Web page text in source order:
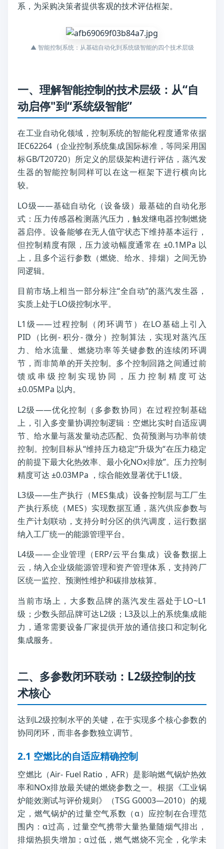
系，为采购决策者提供客观的技术评估框架。
▲ 智能控制系统：从基础自动化到系统级智能的四个技术层级
一、理解智能控制的技术层级：从“自
动启停"到“系统级智能”
在工业自动化领域，控制系统的智能化程度通常依据
IEC62264（企业控制系统集成国际标准，等同采用国
标GB/T20720）所定义的层级架构进行评估，蒸汽发
生器的智能控制同样可以在这一框架下进行横向比
较。
LO级——基础自动化（设备级）最基础的自动化形
式：压力传感器检测蒸汽压力，触发继电器控制燃烧
器启停。设备能够在无人值守状态下维持基本运行，
但控制精度有限，压力波动幅度通常在 ±0.1MPa 以
上，且多个运行参数（燃烧、给水、排烟）之间无协
同逻辑。
目前市场上相当一部分标注“全自动”的蒸汽发生器，
实质上处于LO级控制水平。
L1级——过程控制（闭环调节）在LO基础上引入
PID（比例- 积分- 微分）控制算法，实现对蒸汽压
力、给水流量、燃烧功率等关键参数的连续闭环调
节，而非简单的开关控制。多个控制回路之间通过前
馈或串级控制实现协同，压力控制精度可达
±0.05MPa 以内。
L2级——优化控制（多参数协同）在过程控制基础
上，引入多变量协调控制逻辑：空燃比实时自适应调
节、给水量与蒸发量动态匹配、负荷预测与功率前馈
控制。控制目标从“维持压力稳定”升级为“在压力稳定
的前提下最大化热效率、最小化NOx排放”。压力控制
精度可达 ±0.03MPa ，综合能效显著优于L1级。
L3级——生产执行（MES集成）设备控制层与工厂生
产执行系统（MES）实现数据互通，蒸汽供应参数与
生产计划联动，支持分时分区的供汽调度，运行数据
纳入工厂统一的能源管理平台。
L4级——企业管理（ERP/云平台集成）设备数据上
云，纳入企业级能源管理和资产管理体系，支持跨厂
区统一监控、预测性维护和碳排放核算。
当前市场上，大多数品牌的蒸汽发生器处于LO~L1
级；少数头部品牌可达L2级；L3及以上的系统集成能
力，通常需要设备厂家提供开放的通信接口和定制化
集成服务。
二、多参数闭环联动：L2级控制的技
术核心
达到L2级控制水平的关键，在于实现多个核心参数的
协同闭环，而非各参数独立调节。
2.1 空燃比的自适应精确控制
空燃比（Air- Fuel Ratio，AFR）是影响燃气锅炉热效
率和NOx排放最关键的燃烧参数之一。根据《工业锅
炉能效测试与评价规则》（TSG G0003—2010）的规
定，燃气锅炉的过量空气系数（α）应控制在合理范
围内：α过高，过量空气携带大量热量随烟气排出，
排烟热损失增加；α过低，燃气燃烧不完全，化学未